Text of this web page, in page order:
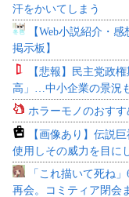
汗をかいてしまう
【Web小説紹介・
掲示板】
【悲報】民主党政
高」…中小企業の景況
ホラーモノのおす
【画像あり】伝説
使用しその威力を目に
「これ描いて死ね
再会。コミティア閉会